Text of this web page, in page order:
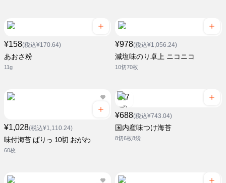
¥158(税込¥170.64)
あおさ粉
11g
¥978(税込¥1,056.24)
減塩味のり卓上 ニコニコ
10切70枚
¥1,028(税込¥1,110.24)
味付海苔 ぱりっ 10切 おがわ
60枚
¥688(税込¥743.04)
国内産味つけ海苔
8切6枚8袋